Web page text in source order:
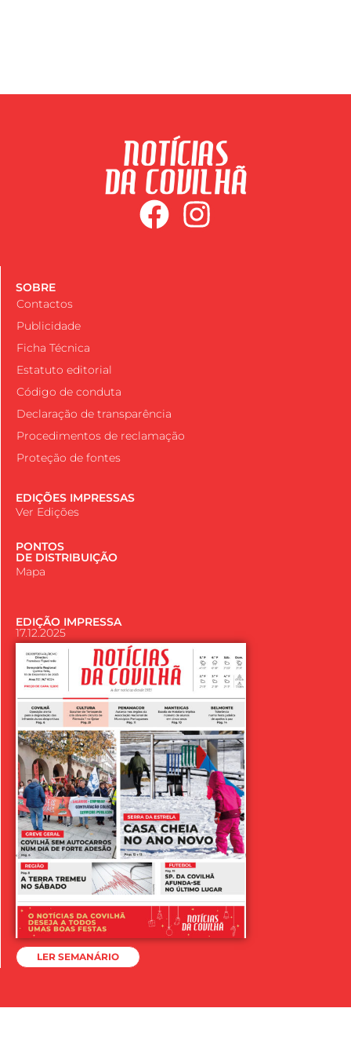
SOBRE
Contactos
Publicidade
Ficha Técnica
Estatuto editorial
Código de conduta
Declaração de transparência
Procedimentos de reclamação
Proteção de fontes
EDIÇÕES IMPRESSAS
Ver Edições
PONTOS
DE DISTRIBUIÇÃO
Mapa
EDIÇÃO IMPRESSA
17.12.2025
LER SEMANÁRIO